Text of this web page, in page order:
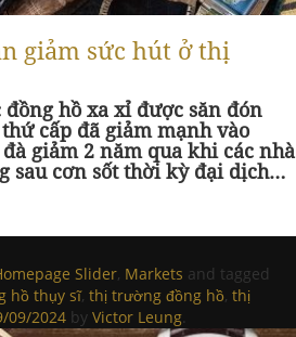
giảm sức hút ở thị
hồ xa xỉ được săn đón
cấp đã giảm mạnh vào
giảm 2 năm qua khi các nhà
sau cơn sốt thời kỳ đại dịch…
Slider, Markets and tagged
hồ thụy sĩ, thị trường đồng hồ, thị
09/2024 by Victor Leung.